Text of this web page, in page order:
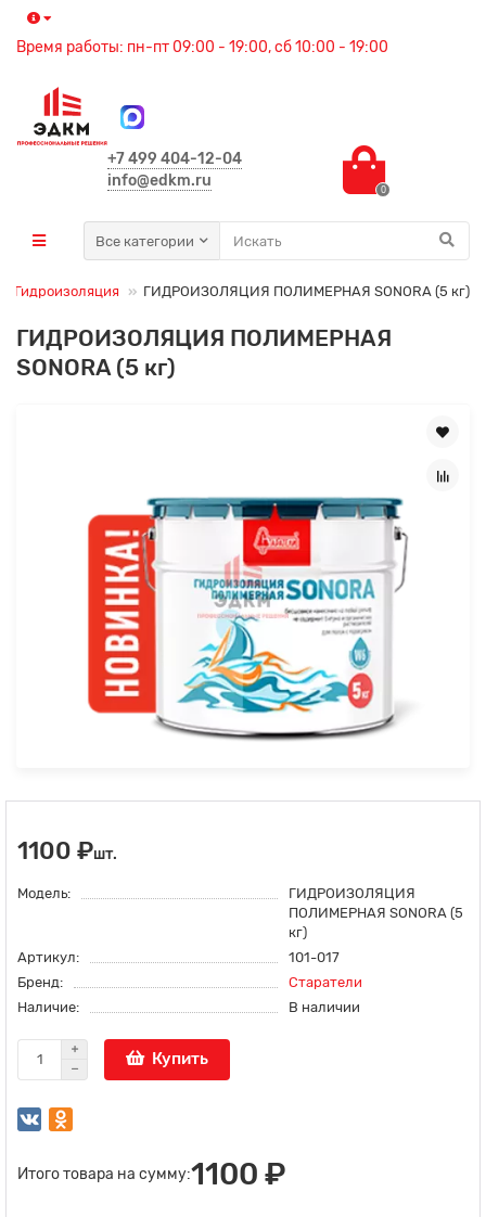
Время работы: пн-пт 09:00 - 19:00, сб 10:00 - 19:00
+7 499 404-12-04
info@edkm.ru
0
Все категории
Гидроизоляция ГИДРОИЗОЛЯЦИЯ ПОЛИМЕРНАЯ SONORA (5 кг)
ГИДРОИЗОЛЯЦИЯ ПОЛИМЕРНАЯ
SONORA (5 кг)
1100 ₽шт.
Модель:
ГИДРОИЗОЛЯЦИЯ
ПОЛИМЕРНАЯ SONORA (5
кг)
Артикул:
101-017
Бренд:
Старатели
Наличие:
В наличии
Купить
Итого товара на сумму:1100 ₽